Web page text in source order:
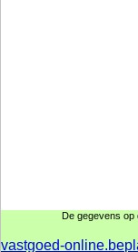
De gegevens op
vastgoed-online.be